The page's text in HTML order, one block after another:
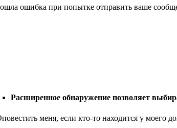
ошибка при попытке отправить ваше
Расширенное обнаружение позволяет
меня, если кто-то находится у моего